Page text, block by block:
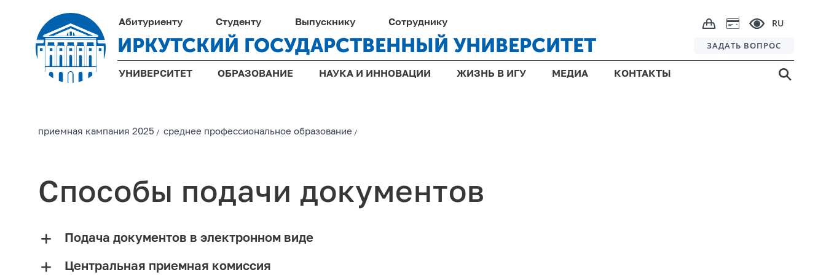
Абитуриенту Студенту Выпускнику Сотруднику RU
ИРКУТСКИЙ ГОСУДАРСТВЕННЫЙ УНИВЕРСИТЕТ ЗАДАТЬ ВОПРОС
УНИВЕРСИТЕТ ОБРАЗОВАНИЕ НАУКА И ИННОВАЦИИ ЖИЗНЬ В ИГУ МЕДИА КОНТАКТЫ
приемная кампания 2025 / среднее профессиональное образование /
Способы подачи документов
Подача документов в электронном виде
Центральная приемная комиссия